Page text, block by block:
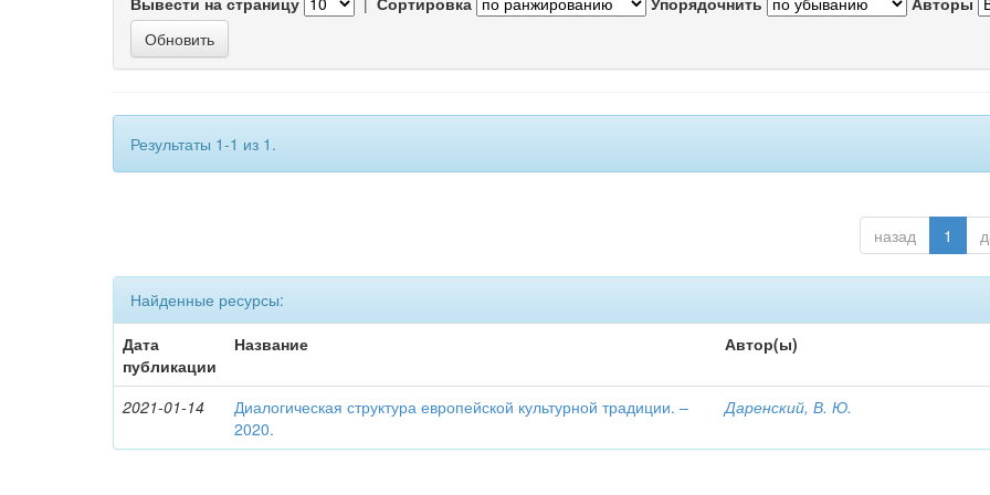
Результаты 1-1 из 1.
назад 1
Найденные ресурсы:
Дата
публикации
Название Автор(ы)
2021-01-14
Диалогическая структура европейской культурной традиции. –
2020.
Даренский, В. Ю.